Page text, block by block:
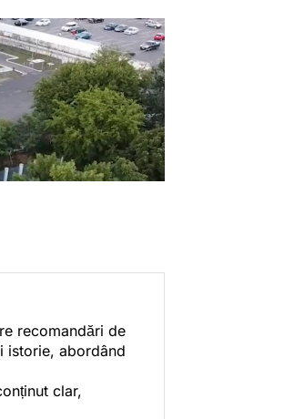
recomandări de
istorie, abordând
clar,